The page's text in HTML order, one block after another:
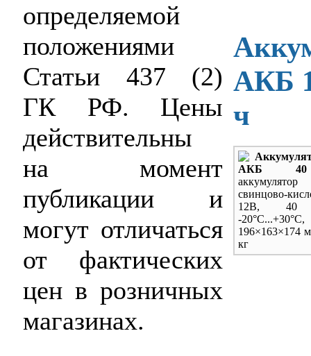
определяемой
положениями
Статьи 437 (2)
ГК РФ. Цены
действительны
на момент
публикации и
могут отличаться
от фактических
цен в розничных
магазинах.
АКБ
ч
АКБ 40
аккумулятор
свинцово-
12В, 40
-20°С...+30°С,
196×163×174
кг